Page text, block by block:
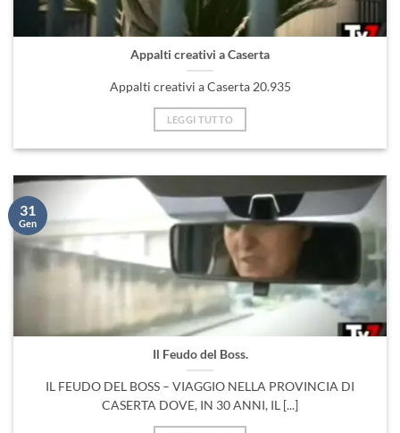
Appalti creativi a Caserta
Appalti creativi a Caserta 20.935
LEGGI TUTTO
Il Feudo del Boss.
IL FEUDO DEL BOSS – VIAGGIO NELLA PROVINCIA DI
CASERTA DOVE, IN 30 ANNI, IL [...]
LEGGI TUTTO
Gen